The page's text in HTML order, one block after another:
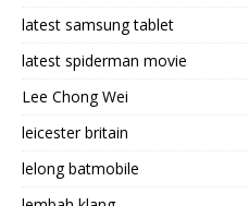
latest samsung tablet
latest spiderman movie
Lee Chong Wei
leicester britain
lelong batmobile